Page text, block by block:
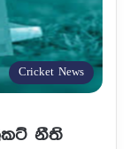
Cricket News
නීති